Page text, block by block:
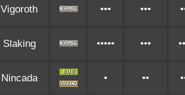
Vigoroth ••• •••
Slaking ••••• •••
Nincada • ••